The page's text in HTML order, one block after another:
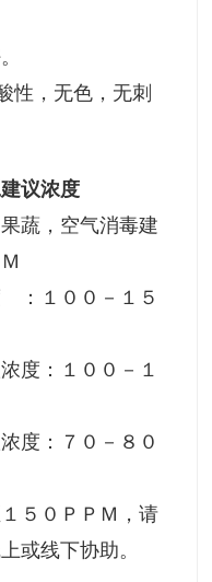
性，无色，无刺
议浓度
蔬，空气消毒建
１００－１５
：１００－１
度：７０－８０
５０ＰＰＭ，请
或线下协助。